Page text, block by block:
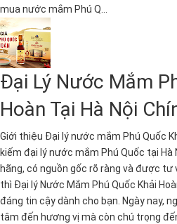
mua nước mắm Phú Q...
Đại Lý Nước Mắm
Hoàn Tại Hà Nội
Giới thiệu Đại lý nước mắm Phú Quốc
kiếm đại lý nước mắm Phú Quốc tại
hãng, có nguồn gốc rõ ràng và được
thì Đại lý Nước Mắm Phú Quốc Khải
đáng tin cậy dành cho bạn. Ngày nay,
tâm đến hương vị mà còn chú trọng